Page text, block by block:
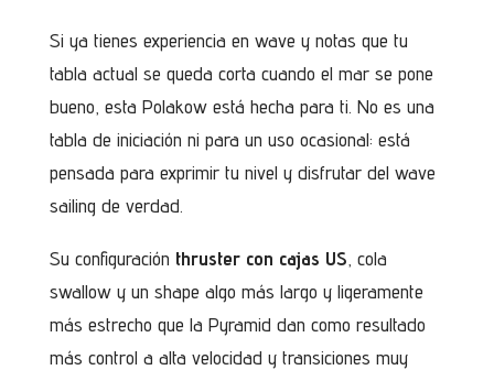
Si ya tienes experiencia en wave y notas que tu
tabla actual se queda corta cuando el mar se pone
bueno, esta Polakow está hecha para ti. No es una
tabla de iniciación ni para un uso ocasional: está
pensada para exprimir tu nivel y disfrutar del wave
sailing de verdad.
Su configuración thruster con cajas US , cola
swallow y un shape algo más largo y ligeramente
más estrecho que la Pyramid dan como resultado
más control a alta velocidad y transiciones muy